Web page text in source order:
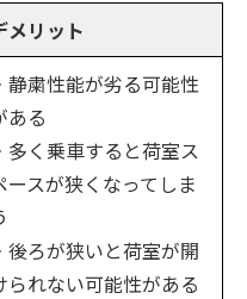
メリット
静粛性能が劣る可能性
ある
多く乗車すると荷室ス
ースが狭くなってしま
後ろが狭いと荷室が開
られない可能性がある